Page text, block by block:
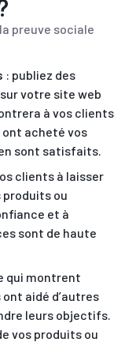
preuve sociale
: publiez des
votre site web
à vos clients
ont acheté vos
sont satisfaits.
clients à laisser
produits ou
et à
sont de haute
qui montrent
aidé d’autres
leurs objectifs.
vos produits ou